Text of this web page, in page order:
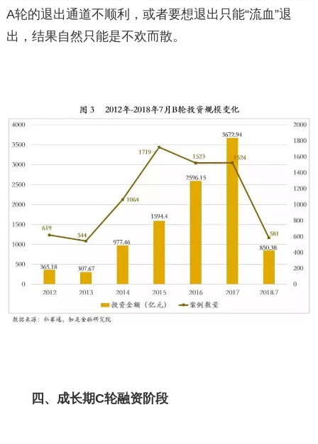
A轮的退出通道不顺利，或者要想退出只能“流血”退
出，结果自然只能是不欢而散。
四、成长期C轮融资阶段